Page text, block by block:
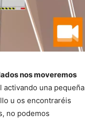
nos moveremos
una pequeña
u os encontraréis
no podemos